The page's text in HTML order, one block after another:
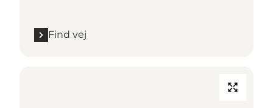
Find vej